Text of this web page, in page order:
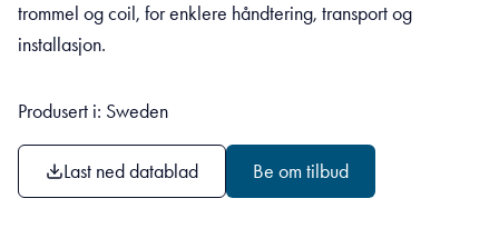
trommel og coil, for enklere håndtering, transport og
installasjon.
Produsert i: Sweden
Last ned datablad Be om tilbud